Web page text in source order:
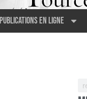
Publications en ligne